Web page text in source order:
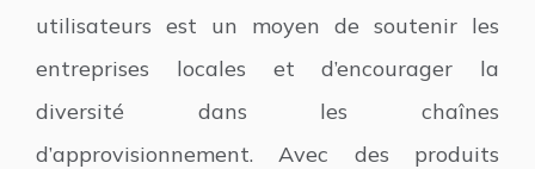
utilisateurs est un moyen de soutenir les
entreprises locales et d’encourager la
diversité dans les chaînes
d’approvisionnement. Avec des produits